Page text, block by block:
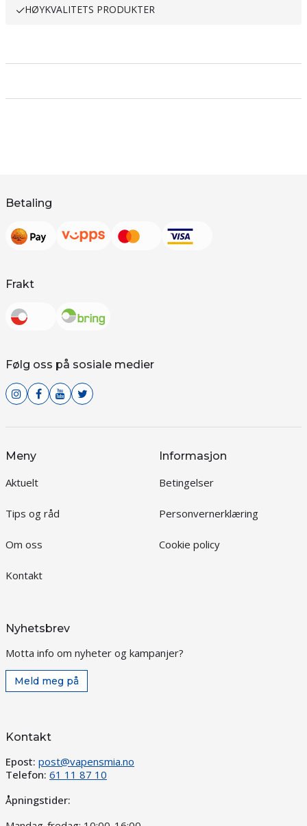
HØYKVALITETS PRODUKTER
Betaling
Frakt
Følg oss på sosiale medier
Meny
Aktuelt
Tips og råd
Om oss
Kontakt
Informasjon
Betingelser
Personvernerklæring
Cookie policy
Nyhetsbrev
Motta info om nyheter og kampanjer?
Meld meg på
Kontakt
Epost: post@vapensmia.no
Telefon: 61 11 87 10
Åpningstider: